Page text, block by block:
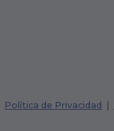
Política de Privacidad |